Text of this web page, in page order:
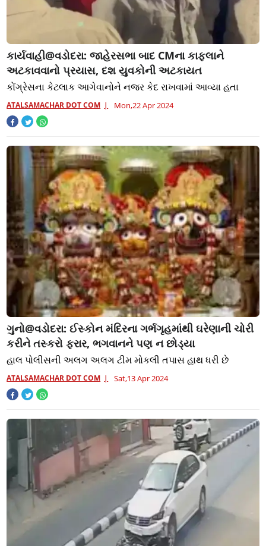
કાર્યવાહી@વડોદરા: જાહેરસભા બાદ CMના કાફલાને
અટકાવવાનો પ્રયાસ, દશ યુવકોની અટકાયત
કોંગ્રેસના કેટલાક આગેવાનોને નજર કેદ રાખવામાં આવ્યા હતા
ATALSAMACHAR DOT COM Mon,22 Apr 2024
ગુનો@વડોદરા: ઈસ્કોન મંદિરના ગર્ભગૃહમાંથી ઘરેણાની ચોરી
કરીને તસ્કરો ફરાર, ભગવાનને પણ ન છોડ્યા
હાલ પોલીસની અલગ અલગ ટીમ મોકલી તપાસ હાથ ધરી છે
ATALSAMACHAR DOT COM Sat,13 Apr 2024